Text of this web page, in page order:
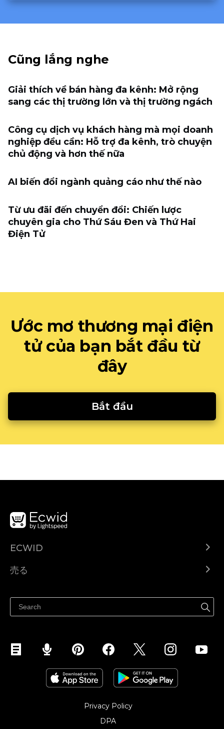
Cũng lắng nghe
Giải thích về bán hàng đa kênh: Mở rộng
sang các thị trường lớn và thị trường ngách
Công cụ dịch vụ khách hàng mà mọi doanh
nghiệp đều cần: Hỗ trợ đa kênh, trò chuyện
chủ động và hơn thế nữa
AI biến đổi ngành quảng cáo như thế nào
Từ ưu đãi đến chuyển đổi: Chiến lược
chuyên gia cho Thứ Sáu Đen và Thứ Hai
Điện Tử
Ước mơ thương mại điện
tử của bạn bắt đầu từ
đây
Bắt đầu
ECWID
ヘルプセンター
売る
Facebookで販売する
Instagramで販売する
Privacy Policy
DPA